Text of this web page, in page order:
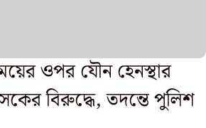
ওপর যৌন হেনস্থার
বিরুদ্ধে, তদন্তে পুলিশ